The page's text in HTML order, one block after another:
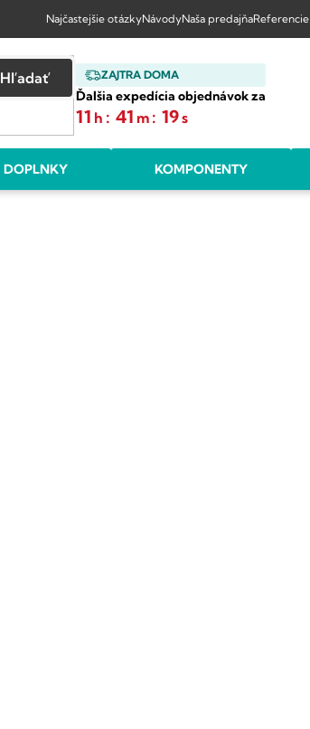
Najčastejšie otázkyNávodyNaša predajňaReferencie
ZAJTRA DOMA
Ďalšia expedícia objednávok za
11 h : 41 m : 18s
Hľadať
DOPLNKY KOMPONENTY